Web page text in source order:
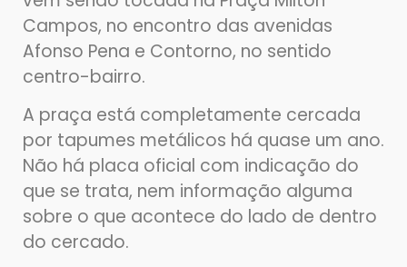
Campos, no encontro das avenidas
Afonso Pena e Contorno, no sentido
centro-bairro.
A praça está completamente cercada
por tapumes metálicos há quase um ano.
Não há placa oficial com indicação do
que se trata, nem informação alguma
sobre o que acontece do lado de dentro
do cercado.